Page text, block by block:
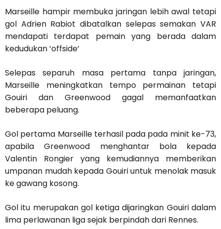
Marseille hampir membuka jaringan lebih awal tetapi
gol Adrien Rabiot dibatalkan selepas semakan VAR
mendapati terdapat pemain yang berada dalam
kedudukan ‘offside’
Selepas separuh masa pertama tanpa jaringan,
Marseille meningkatkan tempo permainan tetapi
Gouiri dan Greenwood gagal memanfaatkan
beberapa peluang.
Gol pertama Marseille terhasil pada pada minit ke-73,
apabila Greenwood menghantar bola kepada
Valentin Rongier yang kemudiannya memberikan
umpanan mudah kepada Gouiri untuk menolak masuk
ke gawang kosong.
Gol itu merupakan gol ketiga dijaringkan Gouiri dalam
lima perlawanan liga sejak berpindah dari Rennes.